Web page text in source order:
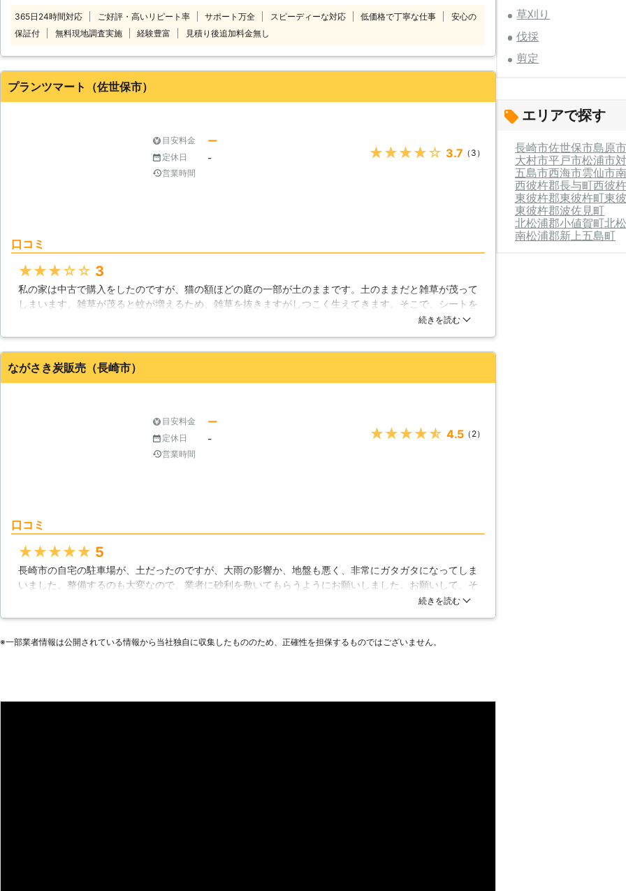
さい。24時間365日ご相談を受け付けています。 ご相談、見積もりは無
料！砂利のことならなんでもご相談ください。 皆様からのご連絡をお待ち
しております。 ※対応エリア・現場状況により、事前にお客様にご確認した
うえで調査・見積もりに費用をいただく場合がございます
365日24時間対応 ご好評・高いリピート率 サポート万全 スピーディーな対応 低価格で丁寧な仕事
安心の
保証付
無料現地調査実施 経験豊富 見積り後追加料金無し
プランツマート（佐世保市）
目安料金 ー
定休日 -
営業時間
★★★★★ 3.7 （3）
口コミ
★★★★★ 3
私の家は中古で購入をしたのですが、猫の額ほどの庭の一部が土のままです。土のままだと雑草が茂って
しまいます。雑草が茂ると蚊が増えるため、雑草を抜きますがしつこく生えてきます。そこで、シートを
敷いてその上から砂利を敷くように業者さんに依頼しました。業者さんは小さい面積でも快く引き受けて
長崎県 佐世保市 2016年10月18日
続きを読む
ながさき炭販売（長崎市）
目安料金 ー
定休日 -
営業時間
★★★★★ 4.5（2）
口コミ
★★★★★ 5
長崎市の自宅の駐車場が、土だったのですが、大雨の影響か、地盤も悪く、非常にガタガタになってしま
いました。整備するのも大変なので、業者に砂利を敷いてもらうようにお願いしました。お願いして、そ
の日のうちに作業をして頂き、仕上がりもとてもキレイで満足しています。迅速、丁寧な作業に感心しま
続きを読む
※⼀部業者情報は公開されている情報から当社独⾃に収集したもののため、正確性を担保するものではございません。
草刈り
伐採
剪定
エリアで探す
長崎市佐世保市島原市
大村市平戸市松浦市
五島市西海市雲仙市
西彼杵郡長与町西彼
東彼杵郡東彼杵町東
東彼杵郡波佐見町
北松浦郡小値賀町北
南松浦郡新上五島町